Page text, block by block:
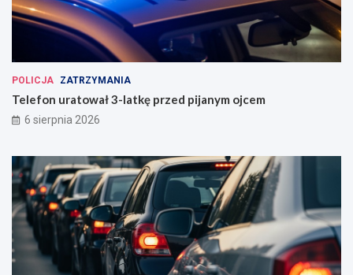
POLICJA ZATRZYMANIA
Telefon uratował 3-latkę przed pijanym ojcem
6 sierpnia 2026